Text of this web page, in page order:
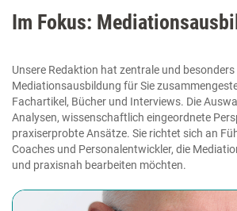
Im Fokus:
Unsere Redaktion hat zentrale und
Mediationsausbildung für Sie
Fachartikel, Bücher und Interviews. Die
Analysen, wissenschaftlich eingeordnete
praxiserprobte Ansätze. Sie richtet sich an
Coaches und Personalentwickler, die
und praxisnah bearbeiten möchten.